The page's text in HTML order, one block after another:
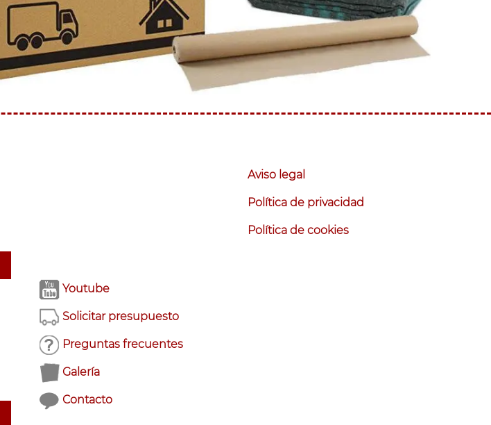
Youtube
Solicitar presupuesto
Preguntas frecuentes
Galería
Contacto
Aviso legal
Política de privacidad
Política de cookies